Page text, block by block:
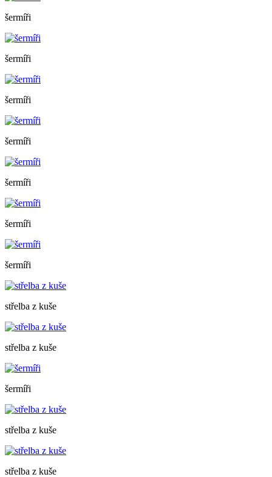
šermíři
šermíři
šermíři
šermíři
šermíři
šermíři
šermíři
střelba z kuše
střelba z kuše
šermíři
střelba z kuše
střelba z kuše